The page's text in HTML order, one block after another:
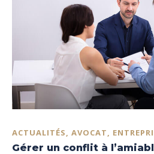
ACTUALITÉS, AVOCAT,
Gérer un conflit à